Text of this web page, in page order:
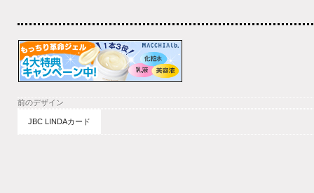
前のデザイン
JBC LINDAカード